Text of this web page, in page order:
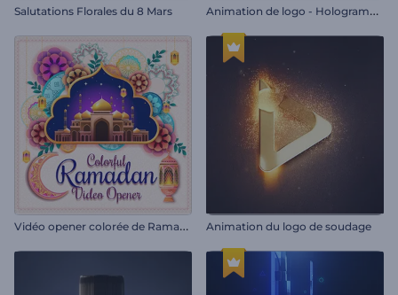
Salutations Florales du 8 Mars A
nimation de logo - Hologramme coloré
V
idéo opener colorée de Ramadan Animation du logo de soudage